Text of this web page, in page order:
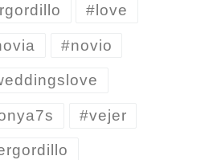
#love
#novio
#vejer